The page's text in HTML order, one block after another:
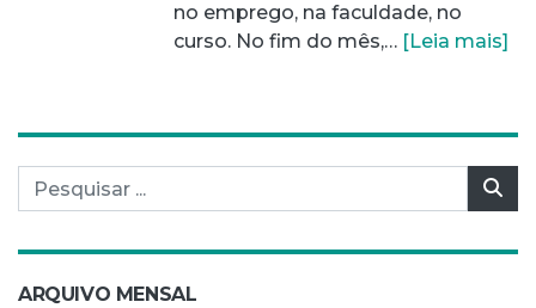
no emprego, na faculdade, no
curso. No fim do mês,… [Leia mais]
Pesquisar por:
ARQUIVO MENSAL